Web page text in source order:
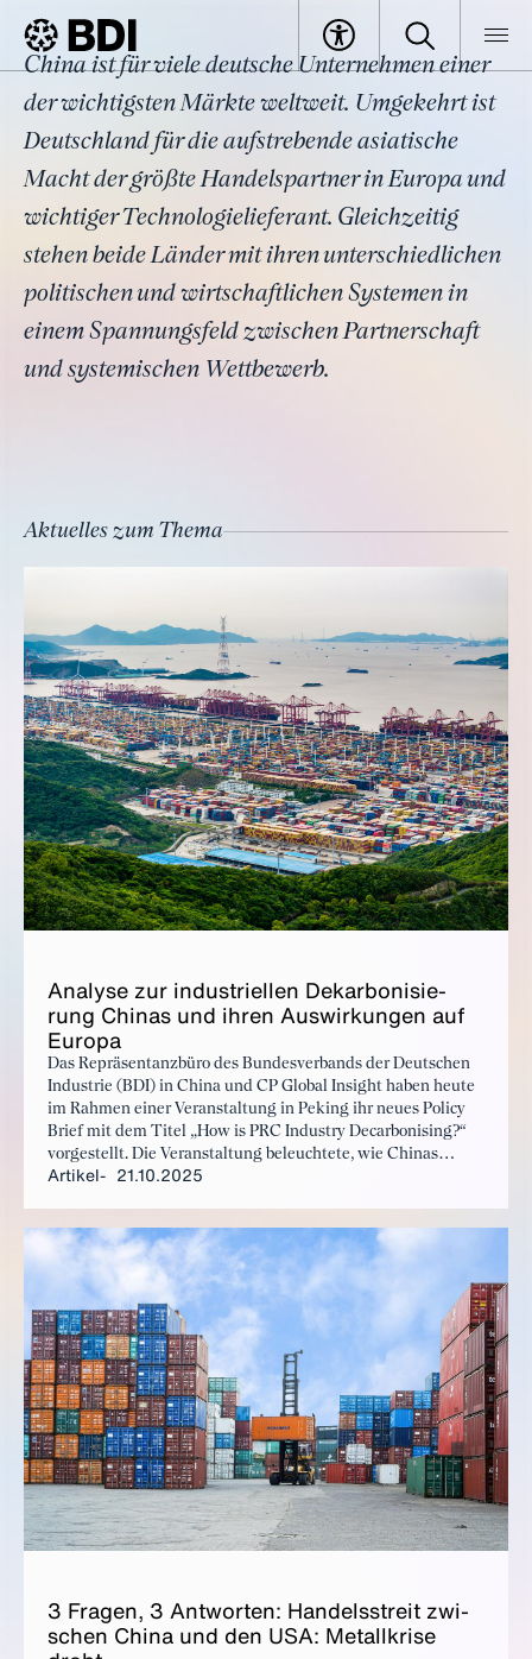
BDI Themen
Thema
China
China ist für viele deutsche Unternehmen einer
der wichtigsten Märkte weltweit. Umgekehrt ist
Deutschland für die aufstrebende asiatische
Macht der größte Handelspartner in Europa und
wichtiger Technologielieferant. Gleichzeitig
stehen beide Länder mit ihren unterschiedlichen
politischen und wirtschaftlichen Systemen in
einem Spannungsfeld zwischen Partnerschaft
und systemischen Wettbewerb.
Aktuelles zum Thema
Ana­ly­se zur in­dus­tri­el­len De­kar­bo­ni­sie­
rung Chi­nas und ih­ren Aus­wir­kun­gen auf
Eu­ro­pa
Das Repräsentanzbüro des Bundesverbands der Deutschen
Industrie (BDI) in China und CP Global Insight haben heute
im Rahmen einer Veranstaltung in Peking ihr neues Policy
Brief mit dem Titel „How is PRC Industry Decarbonising?“
vorgestellt. Die Veranstaltung beleuchtete, wie Chinas
Bestrebungen zur Reduzierung industrieller Emissionen die
verändern werden, während sich die EU auf die nächste
Phase des CO₂-Grenzausgleichsmechanismus (CBAM) im
Jahr 2026 vorbereitet.
Artikel 21.10.2025
3 Fra­gen, 3 Ant­wor­ten: Han­dels­streit zwi­
schen Chi­na und den USA: Me­tall­kri­se